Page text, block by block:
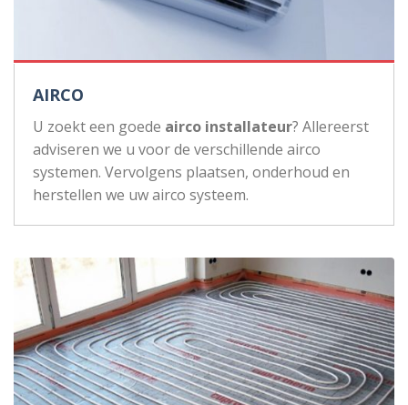
AIRCO
U zoekt een goede airco installateur? Allereerst
adviseren we u voor de verschillende airco
systemen. Vervolgens plaatsen, onderhoud en
herstellen we uw airco systeem.